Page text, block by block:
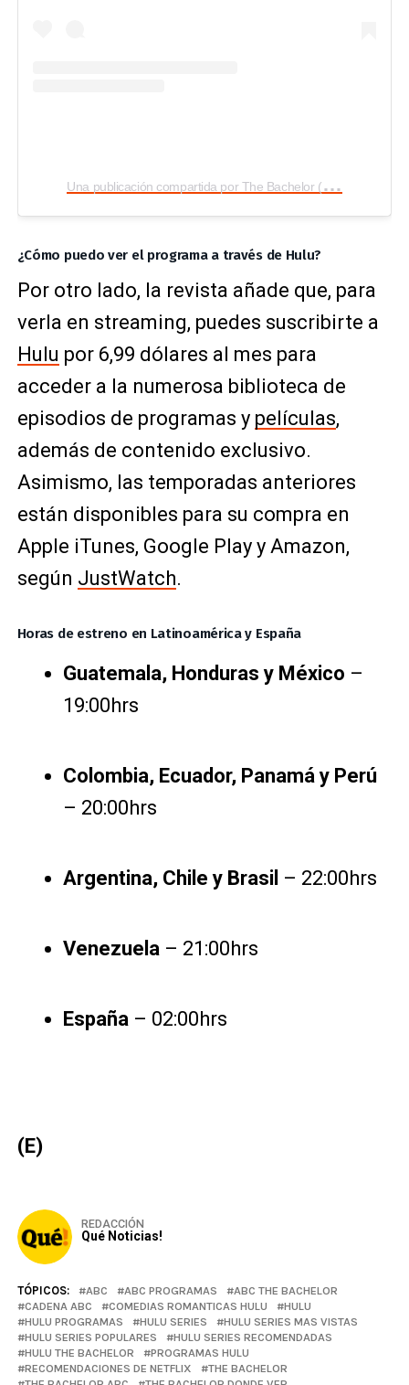
U
na publicación compartida por The Bachelor (@bachelorabc)
¿Cómo puedo ver el programa a través de Hulu?
Por otro lado, la revista añade que, para
verla en streaming, puedes suscribirte a
Hulu por 6,99 dólares al mes para
acceder a la numerosa biblioteca de
episodios de programas y películas,
además de contenido exclusivo.
Asimismo, las temporadas anteriores
están disponibles para su compra en
Apple iTunes, Google Play y Amazon,
según JustWatch.
Horas de estreno en Latinoamérica y España
Guatemala, Honduras y México –
19:00hrs
Colombia, Ecuador, Panamá y Perú
– 20:00hrs
Argentina, Chile y Brasil – 22:00hrs
Venezuela – 21:00hrs
España – 02:00hrs
(E)
REDACCIÓN
Qué Noticias!
TÓPICOS: ABC ABC PROGRAMAS
ABC THE BACHELOR
CADENA ABC
COMEDIAS ROMANTICAS HULU
HULU
HULU PROGRAMAS
HULU SERIES
HULU SERIES MAS VISTAS
HULU SERIES POPULARES
HULU SERIES RECOMENDADAS
HULU THE BACHELOR
PROGRAMAS HULU
RECOMENDACIONES DE NETFLIX
THE BACHELOR